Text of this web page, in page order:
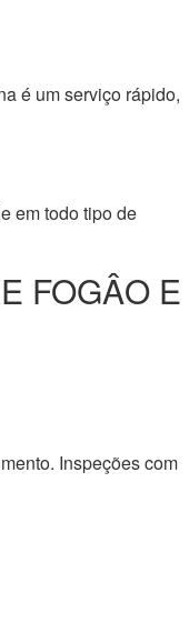
é um serviço rápido,
em todo tipo de
FOGÂO E
Inspeções com